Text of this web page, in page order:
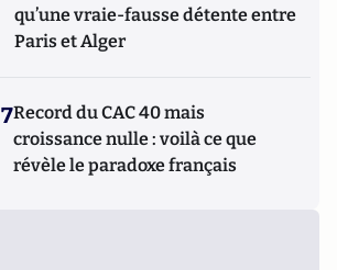
qu’une vraie-fausse détente entre
Paris et Alger
7Record du CAC 40 mais
croissance nulle : voilà ce que
révèle le paradoxe français